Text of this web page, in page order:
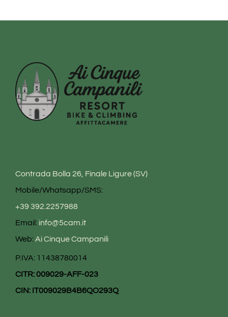
Contrada Bolla 26, Finale Ligure (SV)
Mobile/Whatsapp/SMS:
+39 392.2257988
Email: info@5cam.it
Web:Ai Cinque Campanili
P.IVA: 11438780014
CITR: 009029-AFF-023
CIN: IT009029B4B6QO293Q